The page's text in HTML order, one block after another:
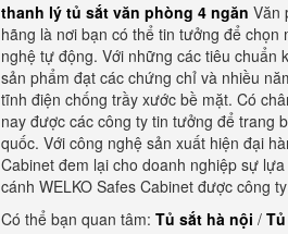
thanh lý tủ sắt văn phòng 4 ngăn Văn
hãng là nơi bạn có thể tin tưởng để
nghệ tự động. Với những các tiêu chuẩn
sản phẩm đạt các chứng chỉ và nhiều
tĩnh điện chống trầy xước bề mặt. Có
nay được các công ty tin tưởng để trang
quốc. Với công nghệ sản xuất hiện đại
Cabinet đem lại cho doanh nghiệp sự
cánh WELKO Safes Cabinet được công
Có thể bạn quan tâm: Tủ sắt hà nội /